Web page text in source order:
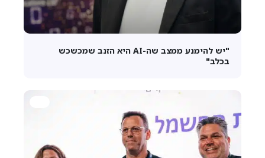
"יש להימנע ממצב שה-AI היא הזנב שמכשכש
בכלב"